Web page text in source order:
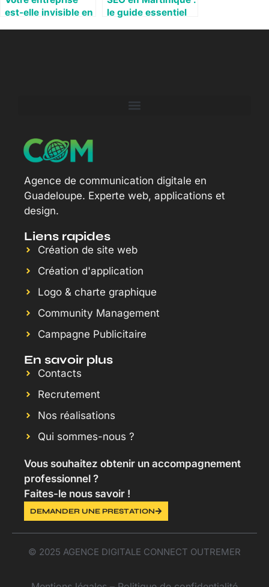
est-elle invisible en
le guide essentiel
Agence de communication digitale en
Guadeloupe. Experte web, applications et
design.
Liens rapides
Création de site web
Création d'application
Logo & charte graphique
Community Management
Campagne Publicitaire
En savoir plus
Contacts
Recrutement
Nos réalisations
Qui sommes-nous ?
Vous souhaitez obtenir un accompagnement
professionnel ?
Faites-le nous savoir !
DEMANDER UNE PRESTATION
© 2025 AGENCE DIGITALE CONNECT OUTREMER